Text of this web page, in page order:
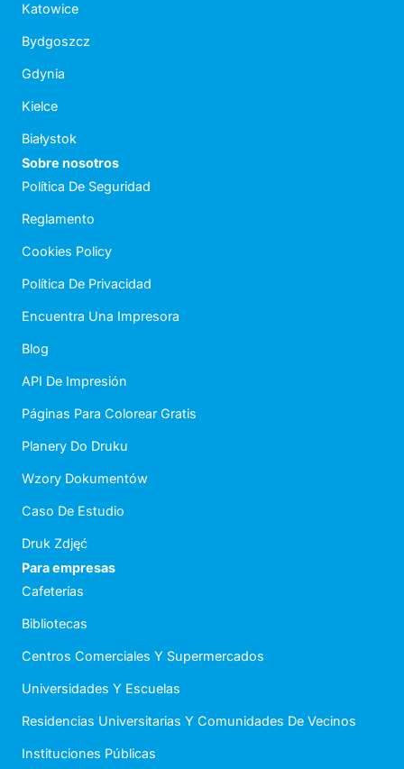
Katowice
Bydgoszcz
Gdynia
Kielce
Białystok
Sobre nosotros
Política De Seguridad
Reglamento
Cookies Policy
Política De Privacidad
Encuentra Una Impresora
Blog
API De Impresión
Páginas Para Colorear Gratis
Planery Do Druku
Wzory Dokumentów
Caso De Estudio
Druk Zdjęć
Para empresas
Cafeterías
Bibliotecas
Centros Comerciales Y Supermercados
Universidades Y Escuelas
Residencias Universitarias Y Comunidades De Vecinos
Instituciones Públicas